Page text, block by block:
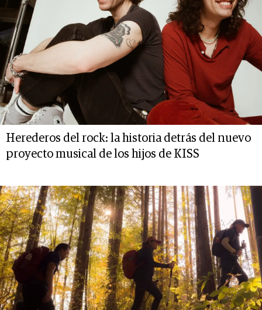
Herederos del rock: la historia detrás del nuevo
proyecto musical de los hijos de KISS